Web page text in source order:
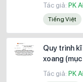
Tác giả: PK
Tiếng Việt
Quy trình
xoang
Tác giả: PK